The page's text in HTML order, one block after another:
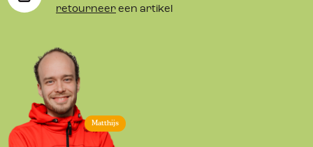
Matthijs
retourneer een artikel